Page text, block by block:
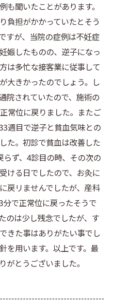
も聞いたことがあります。
負担がかかっていたとそう
すが、当院の症例は不妊症
娠したものの、逆子になっ
は多忙な接客業に従事して
大きかったのでしょう。し
院されていたので、施術の
常位に戻りました。またご
週目で逆子と貧血気味との
た。初診で貧血は改善した
ず、4診目の時、その次の
ける日でしたので、お灸に
戻リませんでしたが、産科
で正常位に戻ったそうで
のは少し残念でしたが、す
きた事はありがたい事でし
を用います。以上です。最
がとうございました。